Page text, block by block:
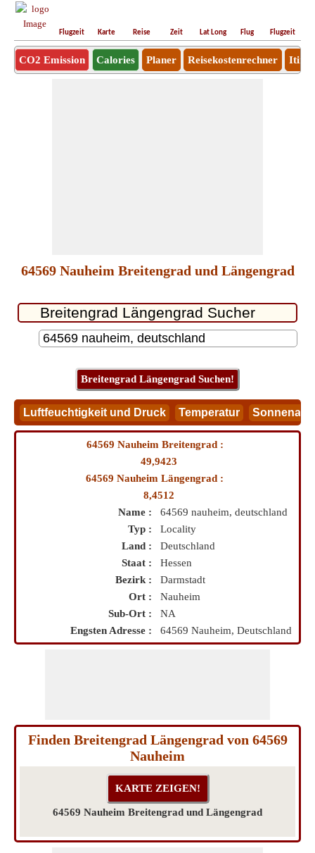
Flugzeit Karte Reise Zeit Lat Long Flug Flugzeit
CO2 Emission Calories Planer Reisekostenrechner
64569 Nauheim Breitengrad und Längengrad
64569 Nauheim Breitengrad :
49,9423
64569 Nauheim Längengrad :
8,4512
Name :
64569 nauheim, deutschland
Typ :
Locality
Land :
Deutschland
Staat :
Hessen
Bezirk :
Darmstadt
Ort :
Nauheim
Sub-Ort :
NA
Engsten Adresse :
64569 Nauheim, Deutschland
Finden Breitengrad Längengrad von 64569
Nauheim
64569 Nauheim Breitengrad und Längengrad